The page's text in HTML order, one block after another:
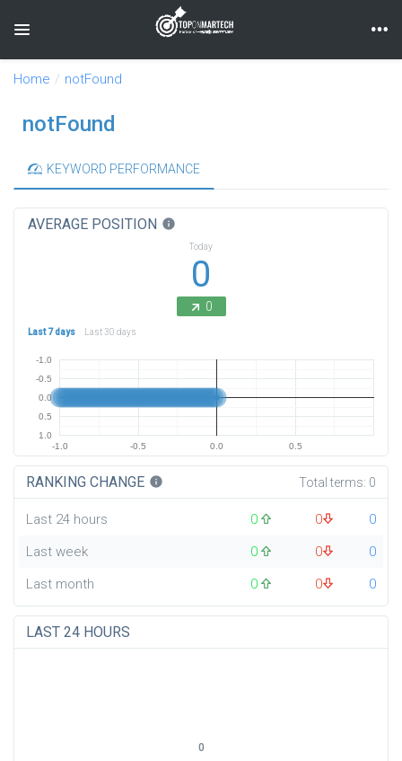
Toggle navigation
Home notFound
notFound
KEYWORD PERFORMANCE
AVERAGE POSITION info
Today
0
0
Last 7 days Last 30 days
-1.0 -0.5 0.0 0.5
-1.0
-0.5
0.0
0.5
1.0
RANKING CHANGE info Total terms: 0
Last 24 hours 0 0
0
Last week
0 0
0
Last month
0 0 0
LAST 24 HOURS
0